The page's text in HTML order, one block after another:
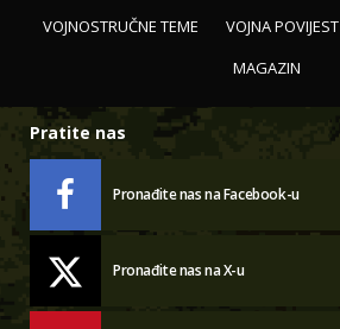
VOJNOSTRUČNE TEME
VOJNA POVIJEST
MAGAZIN
Pratite nas
Pronađite nas na Facebook-u
Pronađite nas na X-u